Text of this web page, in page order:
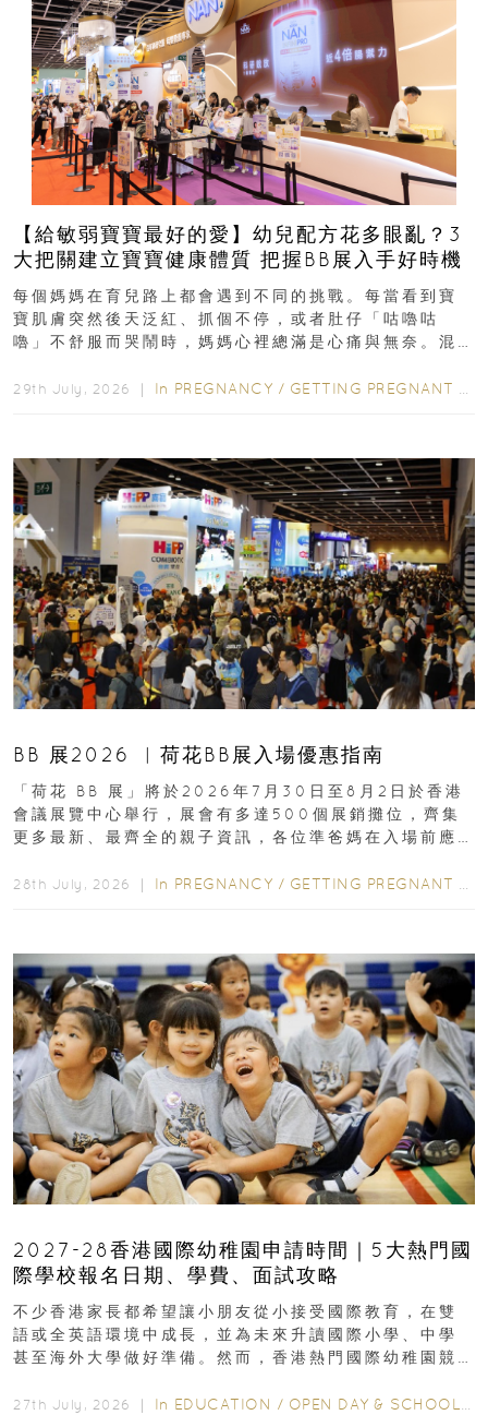
【給敏弱寶寶最好的愛】幼兒配方花多眼亂？3
大把關建立寶寶健康體質 把握BB展入手好時機
每個媽媽在育兒路上都會遇到不同的挑戰。每當看到寶
寶肌膚突然後天泛紅、抓個不停，或者肚仔「咕嚕咕
嚕」不舒服而哭鬧時，媽媽心裡總滿是心痛與無奈。混
29th July, 2026 ｜ In PREGNANCY / GETTING PREGNANT
BB 展2026 ︳荷花BB展入場優惠指南
「荷花 BB 展」將於2026年7月30日至8月2日於香港
會議展覽中心舉行，展會有多達500個展銷攤位，齊集
更多最新、最齊全的親子資訊，各位準爸媽在入場前應
28th July, 2026 ｜ In PREGNANCY / GETTING PREGNANT
2027-28香港國際幼稚園申請時間｜5大熱門國
際學校報名日期、學費、面試攻略
不少香港家長都希望讓小朋友從小接受國際教育，在雙
語或全英語環境中成長，並為未來升讀國際小學、中學
甚至海外大學做好準備。然而，香港熱門國際幼稚園競
27th July, 2026 ｜ In EDUCATION / OPEN DAY & SCHOOL EVENTS